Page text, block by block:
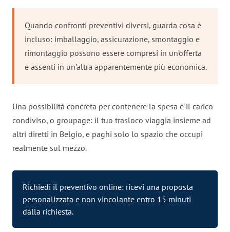
Quando confronti preventivi diversi, guarda cosa è
incluso: imballaggio, assicurazione, smontaggio e
rimontaggio possono essere compresi in un’offerta
e assenti in un’altra apparentemente più economica.
Una possibilità concreta per contenere la spesa è il carico
condiviso, o groupage: il tuo trasloco viaggia insieme ad
altri diretti in Belgio, e paghi solo lo spazio che occupi
realmente sul mezzo.
Richiedi il preventivo online: ricevi una proposta
personalizzata e non vincolante entro 15 minuti
dalla richiesta.